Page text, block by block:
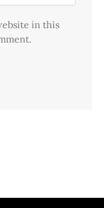
in this